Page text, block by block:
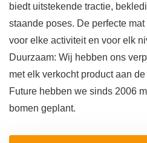
biedt uitstekende tractie,
staande poses. De perfecte
voor elke activiteit en voor elk
Duurzaam: Wij hebben ons
met elk verkocht product aan
Future hebben we sinds 2006
bomen geplant.